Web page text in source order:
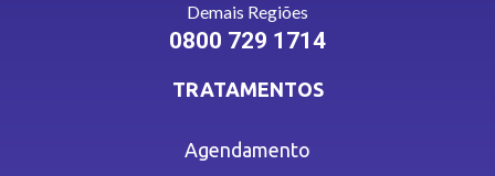
Demais Regiões
0800 729 1714
TRATAMENTOS
Agendamento